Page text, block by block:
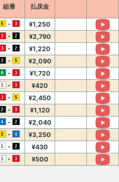
組番 払戻金
-
¥1,250
-
¥2,790
-
¥1,220
-
¥2,090
-
¥1,720
-
¥420
-
¥2,450
-
¥1,120
-
¥2,040
-
¥3,250
-
¥430
- ¥500